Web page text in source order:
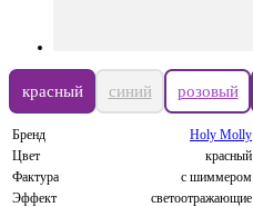
красный синий розовый
Бренд
Holy Molly
Цвет
красный
Фактура
с шиммером
Эффект
светоотражающие